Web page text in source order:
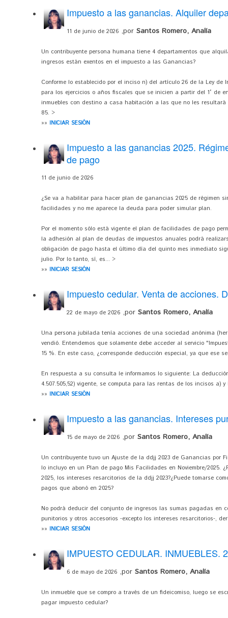
Impuesto a las ganancias. Alquiler
11 de junio de 2026 ,por Santos Romero, Analía
Un contribuyente persona humana tiene 4 departamentos que
ingresos están exentos en el impuesto a las Ganancias?
Conforme lo establecido por el inciso n) del artículo 26 de la Ley
para los ejercicios o años fiscales que se inicien a partir del 1° de
inmuebles con destino a casa habitación a las que no les
85. >
»» INICIAR SESIÓN
Impuesto a las ganancias 2025.
de pago
11 de junio de 2026
¿Se va a habilitar para hacer plan de ganancias 2025 de régimen
facilidades y no me aparece la deuda para poder simular plan.
Por el momento sólo está vigente el plan de facilidades de pago
la adhesión al plan de deudas de impuestos anuales podrá
obligación de pago hasta el último día del quinto mes inmediato
julio. Por lo tanto, sí, es... >
»» INICIAR SESIÓN
Impuesto cedular. Venta de acciones.
22 de mayo de 2026 ,por Santos Romero, Analía
Una persona jubilada tenía acciones de una sociedad anónima
vendió. Entendemos que solamente debe acceder al servicio
15 %. En este caso, ¿corresponde deducción especial, ya que ese
En respuesta a su consulta le informamos lo siguiente: La
4.507.505,52) vigente, se computa para las rentas de los incisos a)
»» INICIAR SESIÓN
Impuesto a las ganancias. Intereses
15 de mayo de 2026 ,por Santos Romero, Analía
Un contribuyente tuvo un Ajuste de la ddjj 2023 de Ganancias por
lo incluyo en un Plan de pago Mis Facilidades en Noviembre/2025.
2025, los intereses resarcitorios de la ddjj 2023?¿Puede tomarse
pagos que abonó en 2025?
No podrá deducir del conjunto de ingresos las sumas pagadas en
punitorios y otros accesorios -excepto los intereses resarcitorios-,
»» INICIAR SESIÓN
IMPUESTO CEDULAR. INMUEBLES.
6 de mayo de 2026 ,por Santos Romero, Analía
Un inmueble que se compro a través de un fideicomiso, luego se
pagar impuesto cedular?